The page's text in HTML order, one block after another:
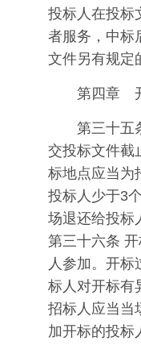
投标人在投标
者服务，中标
文件另有规定
第四章
第三十五
交投标文件截
标地点应当为
投标人少于3
场退还给投标
第三十六条
人参加。开标
标人对开标有
招标人应当当
加开标的投标